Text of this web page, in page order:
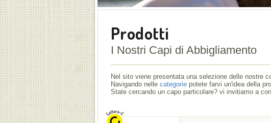
Prodotti
I Nostri Capi di Abbigliamento
Nel sito viene presentata una selezione delle nostre
Navigando nelle categorie potete farvi un'idea della
State cercando un capo particolare? vi invitiamo a